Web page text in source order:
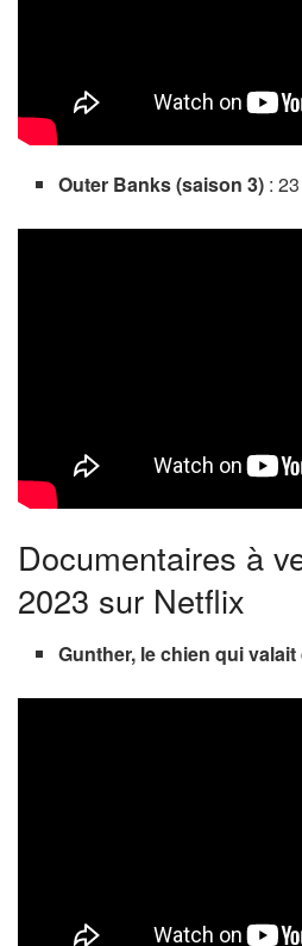
Outer Banks (saison 3) :
Documentaires à
2023 sur Netflix
Gunther, le chien qui